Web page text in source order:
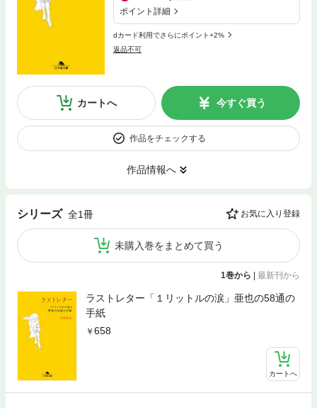
ポイント詳細
dカード利用でさらにポイント+2%
返品不可
カートへ 今すぐ買う
作品をチェックする
作品情報へ
シリーズ 全1冊 お気に入り登録
未購入巻をまとめて買う
1巻から | 最新刊から
ラストレター「１リットルの涙」亜也の58通の
手紙
658
カートへ